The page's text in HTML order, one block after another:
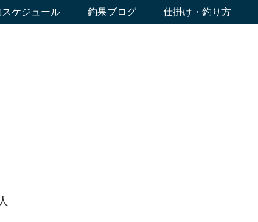
ケジュール 釣果ブログ 仕掛け・釣り方